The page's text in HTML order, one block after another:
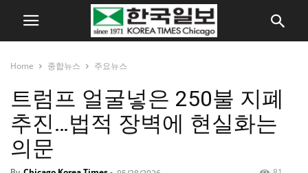
Home 종합뉴스 주요뉴스
트럼프 얼굴넣은 250불 지폐
추진…법적 장벽에 현실화는
의문